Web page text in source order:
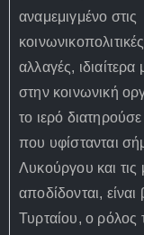
αναμεμιγμένο στις
κοινωνικοπολιτικές
αλλαγές,
στην κοινωνική
το ιερό
που υφίστανται
Λυκούργου και τις
αποδίδονται,
Τυρταίου, ο ρόλος